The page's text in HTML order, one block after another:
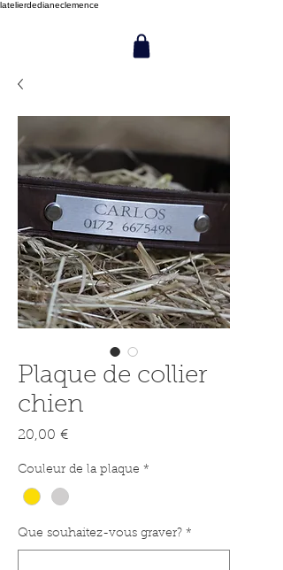
latelierdedianeclemence
Plaque de collier
chien
20,00 €Prix
Couleur de la plaque *
Que souhaitez-vous graver? *